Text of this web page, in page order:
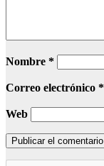
Nombre *
Correo electrónico *
Web